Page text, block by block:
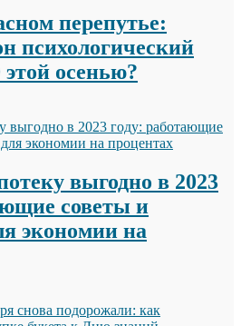
перепутье:
психологический
этой осенью?
выгодно в 2023
советы и
экономии на